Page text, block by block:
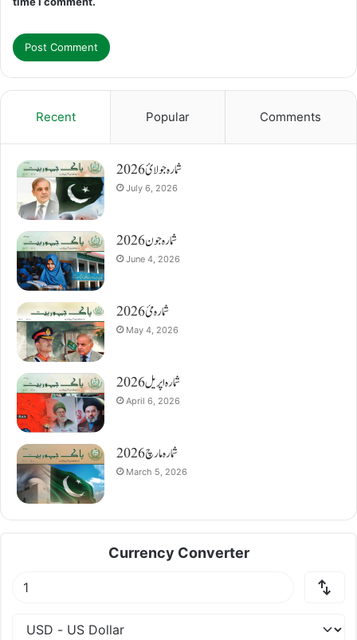
Recent Popular Comments
شمارہ جولائ 2026
July 6, 2026
شمارہ جون 2026
June 4, 2026
شمارہ مئ 2026
May 4, 2026
شمارہ اپریل 2026
April 6, 2026
شمارہ مارچ 2026
March 5, 2026
Currency Converter